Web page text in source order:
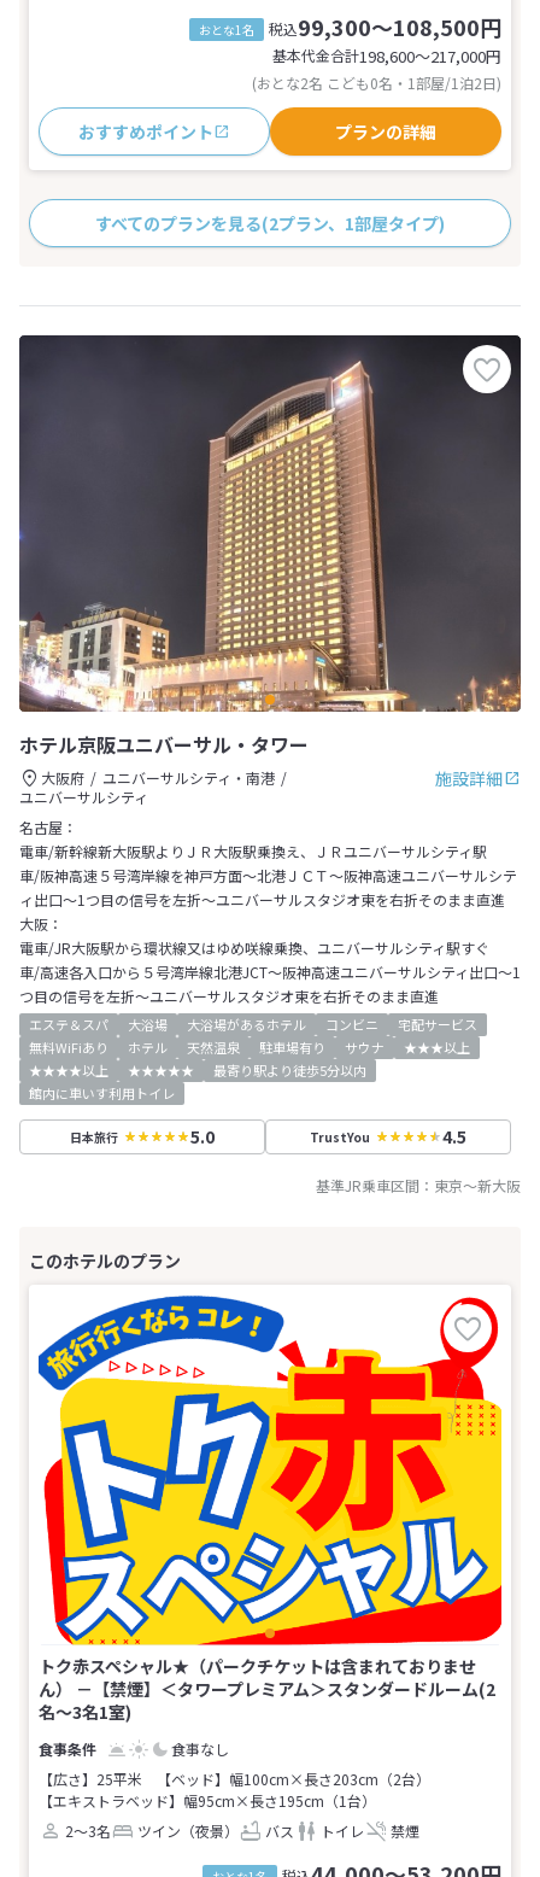
おとな1名 税込99,300～108,500円
基本代金合計198,600〜217,000円
(おとな2名 こども0名・1部屋/1泊2日)
おすすめポイント プランの詳細
すべてのプランを見る(2プラン、1部屋タイプ)
ホテル京阪ユニバーサル・タワー
施設詳細
大阪府
ユニバーサルシティ・南港
ユニバーサルシティ
名古屋：
電車/新幹線新大阪駅よりＪＲ大阪駅乗換え、ＪＲユニバーサルシティ駅
車/阪神高速５号湾岸線を神戸方面～北港ＪＣＴ～阪神高速ユニバーサルシテ
ィ出口～1つ目の信号を左折～ユニバーサルスタジオ東を右折そのまま直進
大阪：
電車/JR大阪駅から環状線又はゆめ咲線乗換、ユニバーサルシティ駅すぐ
車/高速各入口から５号湾岸線北港JCT～阪神高速ユニバーサルシティ出口～1
つ目の信号を左折～ユニバーサルスタジオ東を右折そのまま直進
エステ＆スパ 大浴場 大浴場があるホテル コンビニ
宅配サービス
無料WiFiあり
ホテル 天然温泉 駐車場有り サウナ
★★★以上
★★★★以上
★★★★★
最寄り駅より徒歩5分以内
館内に車いす利用トイレ
日本旅行 5.0 TrustYou 4.5
基準JR乗車区間： 東京～新大阪
トク赤スペシャル★（パークチケットは含まれておりませ
ん） －【禁煙】＜タワープレミアム＞スタンダードルーム(2
名～3名1室)
食事なし
【広さ】25平米
【ベッド】幅100cm×長さ203cm（2台）
【エキストラベッド】幅95cm×長さ195cm（1台）
2～3名
ツイン（夜景） バス トイレ 禁煙